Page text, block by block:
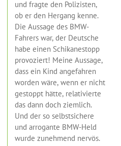
und fragte den Polizisten,
ob er den Hergang kenne.
Die Aussage des BMW-
Fahrers war, der Deutsche
habe einen Schikanestopp
provoziert! Meine Aussage,
dass ein Kind angefahren
worden wäre, wenn er nicht
gestoppt hätte, relativierte
das dann doch ziemlich.
Und der so selbstsichere
und arrogante BMW-Held
wurde zunehmend nervös.